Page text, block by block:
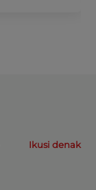
Ikusi denak